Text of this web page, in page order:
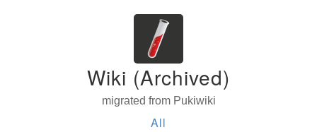
Wiki (Archived)
migrated from Pukiwiki
All